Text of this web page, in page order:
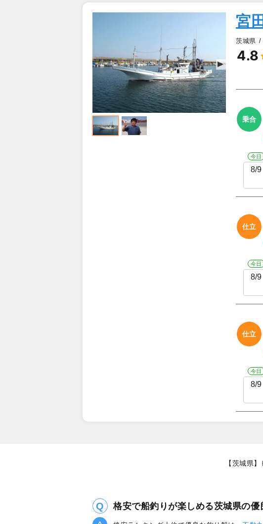
▲
宮
茨城県
4.8
乗合
今日
8/9
仕立
今日
8/9
仕立
今日
8/9
【茨城県
格安で船釣りが楽しめる茨城県の優